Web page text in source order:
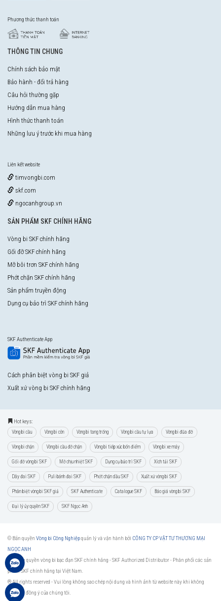
Phương thức thanh toán
THÔNG TIN CHUNG
Chính sách bảo mật
Bảo hành - đổi trả hàng
Câu hỏi thường gặp
Hướng dẫn mua hàng
Hình thức thanh toán
Những lưu ý trước khi mua hàng
Liên kết website
timvongbi.com
skf.com
ngocanhgroup.vn
SẢN PHẨM SKF CHÍNH HÃNG
Vòng bi SKF chính hãng
Gối đỡ SKF chính hãng
Mỡ bôi trơn SKF chính hãng
Phớt chặn SKF chính hãng
Sản phẩm truyền động
Dụng cụ bảo trì SKF chính hãng
SKF Authenticate App
Cách phân biệt vòng bi SKF giả
Xuất xứ vòng bi SKF chính hãng
Hot keys:
Vòng bi cầu Vòng bi côn Vòng bi tang trống Vòng bi cầu tự lựa Vòng bi đũa đỡ
Vòng bi chặn Vòng bi cầu đỡ chặn Vòng bi tiếp xúc bốn điểm Vòng bi xe máy
Gối đỡ vòng bi SKF Mỡ chịu nhiệt SKF Dụng cụ bảo trì SKF Xích tải SKF
Dây đai SKF Puli bánh đai SKF Phớt chặn dầu SKF Xuất xứ vòng bi SKF
Phân biệt vòng bi SKF giả SKF Authenticate Catalogue SKF Báo giá vòng bi SKF
Đại lý ủy quyền SKF SKF Ngọc Anh
© Bản quyền Vòng bi Công Nghiệpquản lý và vận hành bởi CÔNG TY CP VẬT TƯ THƯƠNG MẠI
NGỌC ANH
Đại lý ủy quyền vòng bi bạc đạn SKF chính hãng -SKF Authorized Distributor- Phân phối các sản
phẩm SKF chính hãng tại Việt Nam.
® All rights reserved - Vui lòng không sao chép nội dung và hình ảnh từ website này khi không
được sự đồng ý của chúng tôi.